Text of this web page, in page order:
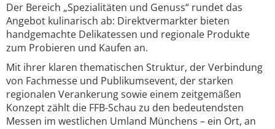
Der Bereich „Spezialitäten und Genuss“ rundet das
Angebot kulinarisch ab: Direktvermarkter bieten
handgemachte Delikatessen und regionale Produkte
zum Probieren und Kaufen an.
Mit ihrer klaren thematischen Struktur, der Verbindung
von Fachmesse und Publikumsevent, der starken
regionalen Verankerung sowie einem zeitgemäßen
Konzept zählt die FFB-Schau zu den bedeutendsten
Messen im westlichen Umland Münchens – ein Ort, an